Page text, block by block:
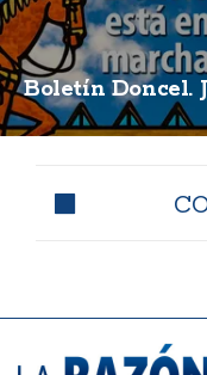
Boletín Doncel.